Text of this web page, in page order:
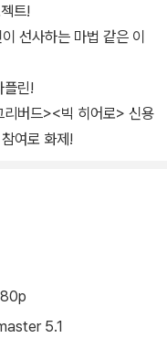
트!
선사하는 마법 같은 이
플린!
버드><빅 히어로> 신용
여로 화제!
5.1